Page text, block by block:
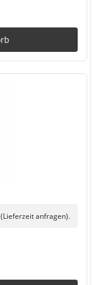
anfragen).